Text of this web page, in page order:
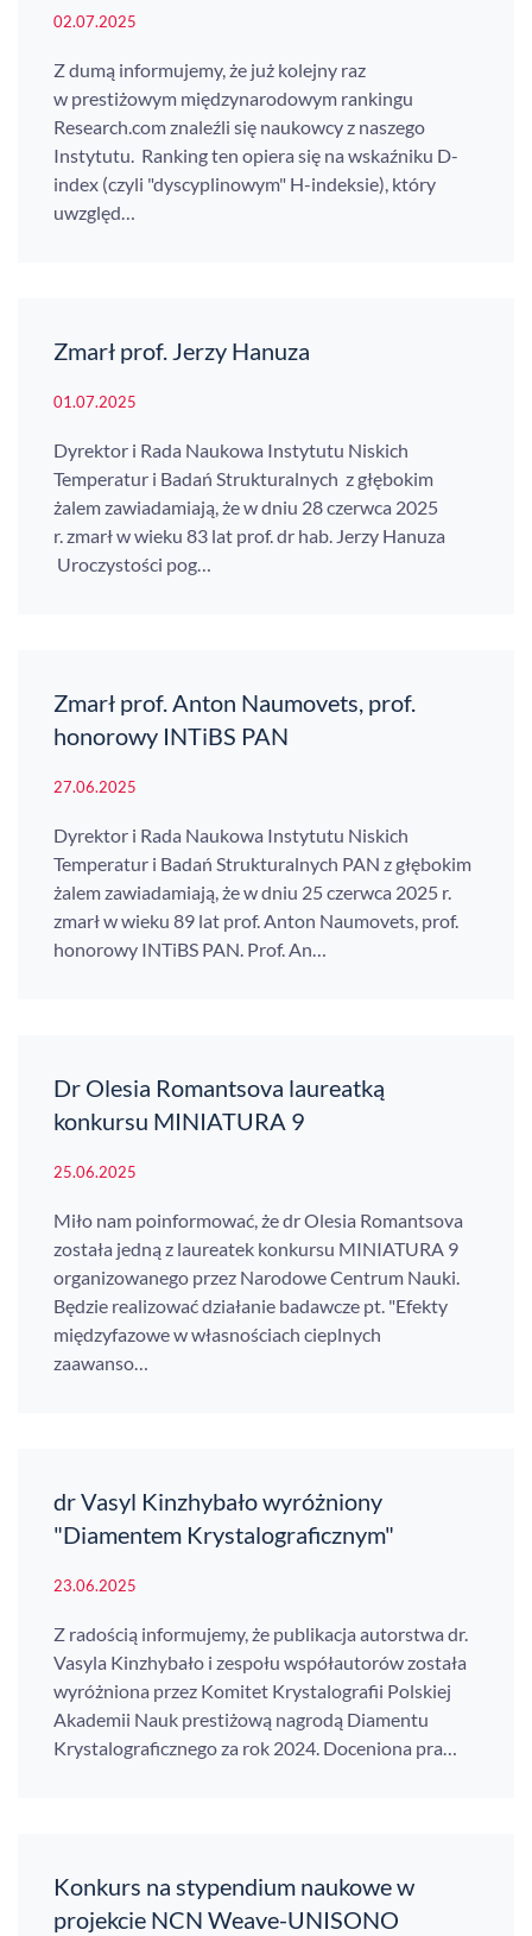
02.07.2025
Z dumą informujemy, że już kolejny raz
w prestiżowym międzynarodowym rankingu
Research.com znaleźli się naukowcy z naszego
Instytutu. Ranking ten opiera się na wskaźniku D-
index (czyli "dyscyplinowym" H-indeksie), który
uwzględ…
Zmarł prof. Jerzy Hanuza
01.07.2025
Dyrektor i Rada Naukowa Instytutu Niskich
Temperatur i Badań Strukturalnych z głębokim
żalem zawiadamiają, że w dniu 28 czerwca 2025
r. zmarł w wieku 83 lat prof. dr hab. Jerzy Hanuza
Uroczystości pog…
Zmarł prof. Anton Naumovets, prof.
honorowy INTiBS PAN
27.06.2025
Dyrektor i Rada Naukowa Instytutu Niskich
Temperatur i Badań Strukturalnych PAN z głębokim
żalem zawiadamiają, że w dniu 25 czerwca 2025 r.
zmarł w wieku 89 lat prof. Anton Naumovets, prof.
honorowy INTiBS PAN. Prof. An…
Dr Olesia Romantsova laureatką
konkursu MINIATURA 9
25.06.2025
Miło nam poinformować, że dr Olesia Romantsova
została jedną z laureatek konkursu MINIATURA 9
organizowanego przez Narodowe Centrum Nauki.
Będzie realizować działanie badawcze pt. "Efekty
międzyfazowe w własnościach cieplnych
zaawanso…
dr Vasyl Kinzhybało wyróżniony
"Diamentem Krystalograficznym"
23.06.2025
Z radością informujemy, że publikacja autorstwa dr.
Vasyla Kinzhybało i zespołu współautorów została
wyróżniona przez Komitet Krystalografii Polskiej
Akademii Nauk prestiżową nagrodą Diamentu
Krystalograficznego za rok 2024. Doceniona pra…
Konkurs na stypendium naukowe w
projekcie NCN Weave-UNISONO